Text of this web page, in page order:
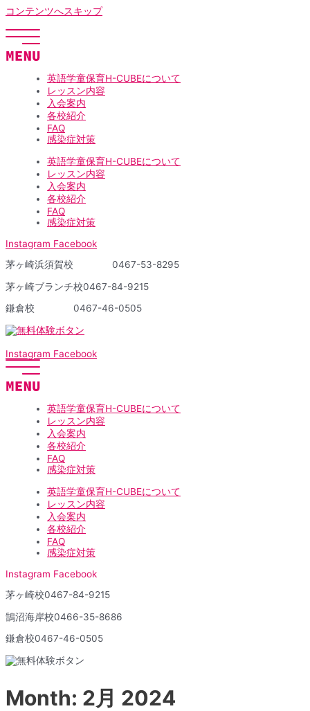
コンテンツへスキップ
英語学童保育H-CUBEについて
レッスン内容
入会案内
各校紹介
FAQ
感染症対策
英語学童保育H-CUBEについて
レッスン内容
入会案内
各校紹介
FAQ
感染症対策
Instagram Facebook
茅ヶ崎浜須賀校 0467-53-8295
茅ヶ崎ブランチ校0467-84-9215
鎌倉校 0467-46-0505
Instagram Facebook
英語学童保育H-CUBEについて
レッスン内容
入会案内
各校紹介
FAQ
感染症対策
英語学童保育H-CUBEについて
レッスン内容
入会案内
各校紹介
FAQ
感染症対策
Instagram Facebook
茅ヶ崎校0467-84-9215
鵠沼海岸校0466-35-8686
鎌倉校0467-46-0505
Month: 2月 2024